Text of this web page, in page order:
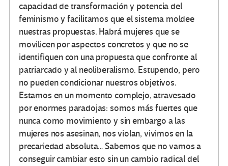
capacidad de transformación y potencia del
feminismo y facilitamos que el sistema moldee
nuestras propuestas. Habrá mujeres que se
movilicen por aspectos concretos y que no se
identifiquen con una propuesta que confronte al
patriarcado y al neoliberalismo. Estupendo, pero
no pueden condicionar nuestros objetivos.
Estamos en un momento complejo, atravesado
por enormes paradojas: somos más fuertes que
nunca como movimiento y sin embargo a las
mujeres nos asesinan, nos violan, vivimos en la
precariedad absoluta… Sabemos que no vamos a
conseguir cambiar esto sin un cambio radical del